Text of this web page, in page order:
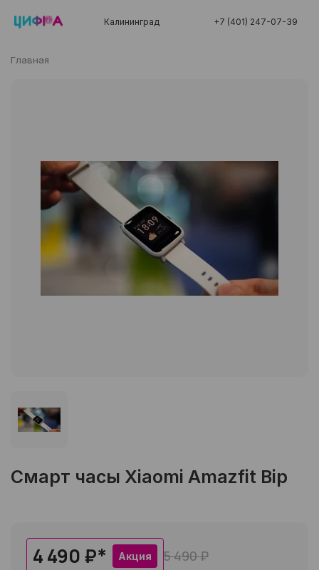
Калининград +7 (401) 247-07-39
Главная
Смарт часы Xiaomi Amazfit Bip
4 490 ₽* Акция 5 490 ₽